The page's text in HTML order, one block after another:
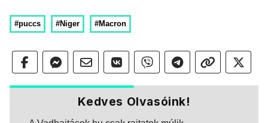
#puccs #Niger #Macron
Kedves Olvasóink!